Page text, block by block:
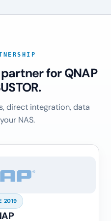
for QNAP
direct integration, data
NAS.
2019